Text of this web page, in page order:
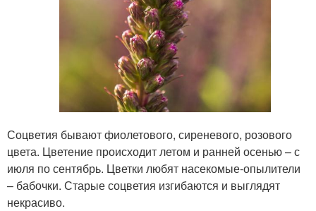
Соцветия бывают фиолетового, сиреневого, розового
цвета. Цветение происходит летом и ранней осенью – с
июля по сентябрь. Цветки любят насекомые-опылители
– бабочки. Старые соцветия изгибаются и выглядят
некрасиво.